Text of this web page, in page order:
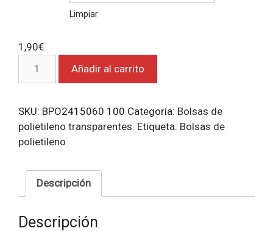
Limpiar
1,90€
transparentes
12x18.
cantidad
Añadir al carrito
SKU: BPO2415060 100 Categoría: Bolsas de
polietileno transparentes. Etiqueta: Bolsas de
polietileno
Descripción
Descripción